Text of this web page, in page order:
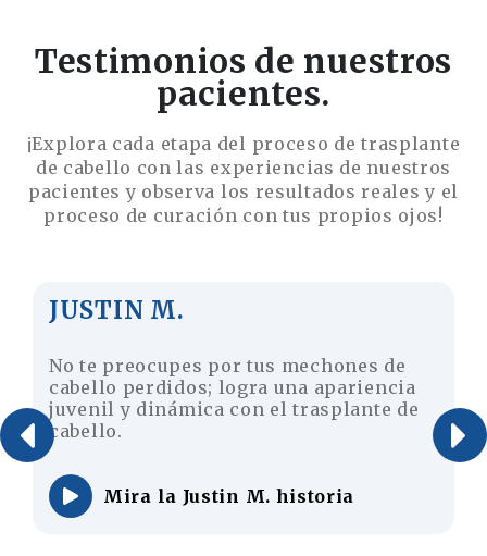
Testimonios de nuestros
pacientes.
¡Explora cada etapa del proceso de trasplante
de cabello con las experiencias de nuestros
pacientes y observa los resultados reales y el
proceso de curación con tus propios ojos!
JUSTIN M.
No te preocupes por tus mechones de
cabello perdidos; logra una apariencia
juvenil y dinámica con el trasplante de
cabello.
Mira la Justin M. historia